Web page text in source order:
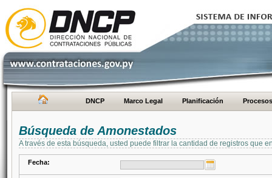
DNCP Marco Legal Planificación Procesos
Búsqueda de Amonestados
A través de esta búsqueda, usted puede filtrar la cantidad de registros que
Fecha: